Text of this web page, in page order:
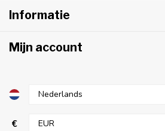
Informatie
Mijn account
€